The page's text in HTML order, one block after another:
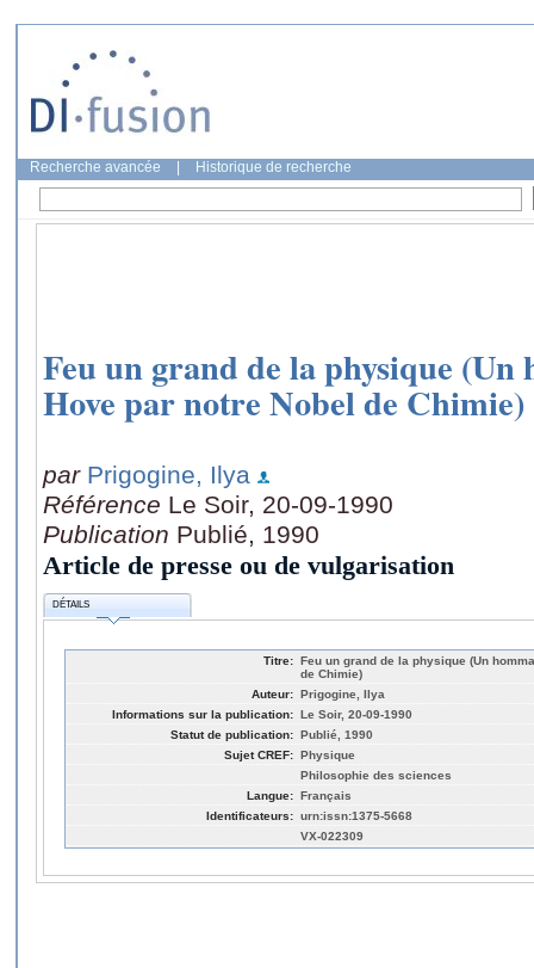
Recherche avancée Historique de recherche
Feu un grand de la physique (Un
Hove par notre Nobel de Chimie)
par Prigogine, Ilya
Référence Le Soir, 20-09-1990
Publication Publié, 1990
Article de presse ou de vulgarisation
DÉTAILS
Titre: Feu un grand de la physique (Un
de Chimie)
Auteur: Prigogine, Ilya
Informations sur la publication: Le Soir, 20-09-1990
Statut de publication: Publié, 1990
Sujet CREF: Physique
Philosophie des sciences
Langue: Français
Identificateurs: urn:issn:1375-5668
VX-022309